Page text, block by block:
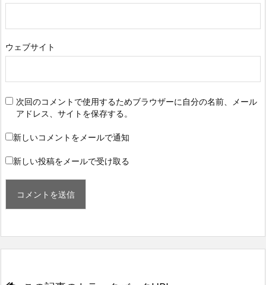
ウェブサイト
次回のコメントで使用するためブラウザーに自分の名前、メール
アドレス、サイトを保存する。
新しいコメントをメールで通知
新しい投稿をメールで受け取る